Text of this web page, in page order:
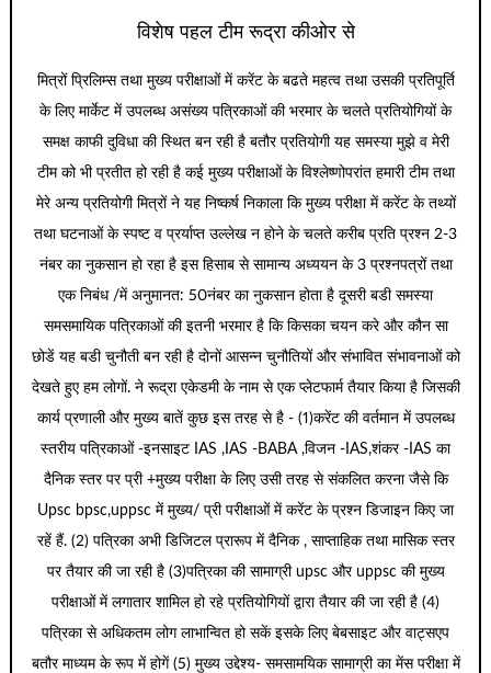
विशेष पहल टीम रूद्रा कीओर से
मित्रों प्रिलिम्स तथा मुख्य परीक्षाओं में करेंट के बढते महत्व तथा उसकी प्रतिपूर्ति
के लिए मार्केट में उपलब्ध असंख्य पत्रिकाओं की भरमार के चलते प्रतियोगियों के
समक्ष काफी दुविधा की स्थित बन रही है बतौर प्रतियोगी यह समस्या मुझे व मेरी
टीम को भी प्रतीत हो रही है कई मुख्य परीक्षाओं के विश्लेष्णोपरांत हमारी टीम तथा
मेरे अन्य प्रतियोगी मित्रों ने यह निष्कर्ष निकाला कि मुख्य परीक्षा में करेंट के तथ्यों
तथा घटनाओं के स्पष्ट व प्रर्याप्त उल्लेख न होने के चलते करीब प्रति प्रश्न 2-3
नंबर का नुकसान हो रहा है इस हिसाब से सामान्य अध्ययन के 3 प्रश्नपत्रों तथा
एक निबंध /में अनुमानत: 50नंबर का नुकसान होता है दूसरी बडी समस्या
समसमायिक पत्रिकाओं की इतनी भरमार है कि किसका चयन करे और कौन सा
छोडें यह बडी चुनौती बन रही है दोनों आसन्न चुनौतियों और संभावित संभावनाओं को
देखते हुए हम लोगों. ने रूद्रा एकेडमी के नाम से एक प्लेटफार्म तैयार किया है जिसकी
कार्य प्रणाली और मुख्य बातें कुछ इस तरह से है - (1)करेंट की वर्तमान में उपलब्ध
स्तरीय पत्रिकाओं -इनसाइट IAS ,IAS -BABA ,विजन -IAS,शंकर -IAS का
दैनिक स्तर पर प्री +मुख्य परीक्षा के लिए उसी तरह से संकलित करना जैसे कि
Upsc bpsc,uppsc में मुख्य/ प्री परीक्षाओं में करेंट के प्रश्न डिजाइन किए जा
रहें हैं. (2) पत्रिका अभी डिजिटल प्रारूप में दैनिक , साप्ताहिक तथा मासिक स्तर
पर तैयार की जा रही है (3)पत्रिका की सामाग्री upsc और uppsc की मुख्य
परीक्षाओं में लगातार शामिल हो रहे प्रतियोगियों द्वारा तैयार की जा रही है (4)
पत्रिका से अधिकतम लोग लाभान्वित हो सकें इसके लिए बेबसाइट और वाट्सएप
बतौर माध्यम के रूप में होगें (5) मुख्य उद्देश्य- समसामयिक सामाग्री का मेंस परीक्षा में